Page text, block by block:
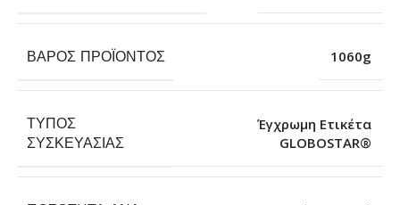
ΒΆΡΟΣ ΠΡΟΪΌΝΤΟΣ 1060g
ΤΎΠΟΣ
ΣΥΣΚΕΥΑΣΊΑΣ
Έγχρωμη Ετικέτα
GLOBOSTAR®